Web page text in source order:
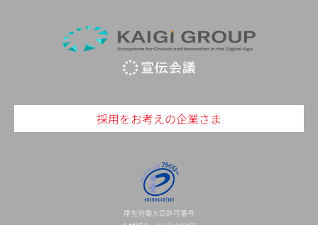
採用をお考えの企業さま
厚生労働大臣許可番号